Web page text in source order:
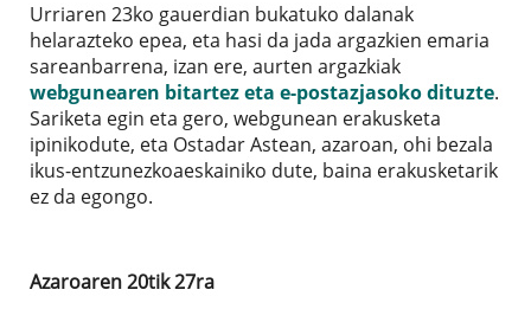
Urriaren 23ko gauerdian bukatuko dalanak
helarazteko epea, eta hasi da jada argazkien emaria
sareanbarrena, izan ere, aurten argazkiak
webgunearen bitartez eta e-postazjasoko dituzte.
Sariketa egin eta gero, webgunean erakusketa
ipinikodute, eta Ostadar Astean, azaroan, ohi bezala
ikus-entzunezkoaeskainiko dute, baina erakusketarik
ez da egongo.
Azaroaren 20tik 27ra